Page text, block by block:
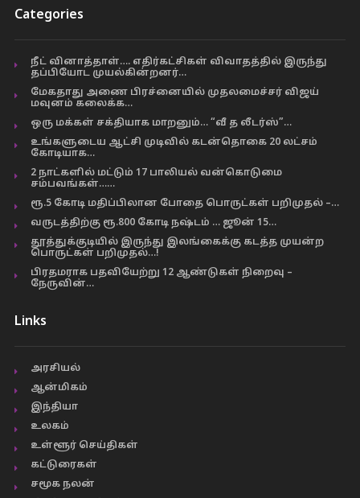
Categories
நீட் வினாத்தாள்…. எதிர்கட்சிகள் விவாதத்தில் இருந்து
தப்பியோட முயல்கின்றனர்…
மேகதாது அணை பிரச்னையில் முதலமைச்சர் விஜய்
மவுனம் கலைக்க…
ஒரு மக்கள் சக்தியாக மாறனும்… “வீ த லீடர்ஸ்”…
உங்களுடைய ஆட்சி முடிவில் கடன்தொகை 20 லட்சம்
கோடியாக…
2 நாட்களில் மட்டும் 17 பாலியல் வன்கொடுமை
சம்பவங்கள்……
ரூ.5 கோடி மதிப்பிலான போதை பொருட்கள் பறிமுதல் –…
வருடத்திற்கு ரூ.800 கோடி நஷ்டம் … ஜூன் 15…
தூத்துக்குடியில் இருந்து இலங்கைக்கு கடத்த முயன்ற
பொருட்கள் பறிமுதல்…!
பிரதமராக பதவியேற்று 12 ஆண்டுகள் நிறைவு –
நேருவின்…
Links
அரசியல்
ஆன்மிகம்
இந்தியா
உலகம்
உள்ளூர் செய்திகள்
கட்டுரைகள்
சமூக நலன்